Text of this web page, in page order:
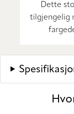
Dette
tilgjengelig